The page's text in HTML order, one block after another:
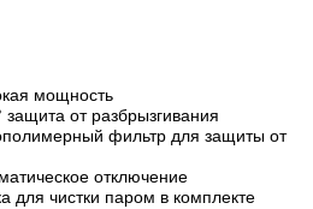
мощность
защита от разбрызгивания
фильтр для защиты от
отключение
для чистки паром в комплекте